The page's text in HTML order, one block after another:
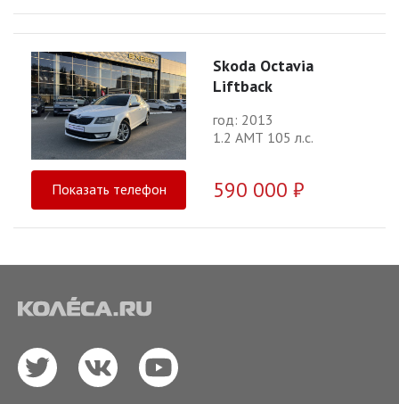
Skoda Octavia
Liftback
год: 2013
1.2 АМТ 105 л.с.
Показать телефон 590 000 ₽